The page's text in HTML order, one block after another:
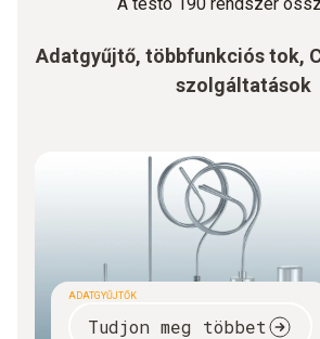
Adatgyűjtő, többfunkciós tok,
szolgáltatások
ADATGYŰJTŐK
Tudjon meg többet